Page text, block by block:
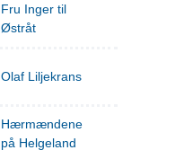
Fru Inger til
Østråt
Olaf Liljekrans
Hærmændene
på Helgeland